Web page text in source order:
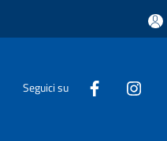
Seguici su